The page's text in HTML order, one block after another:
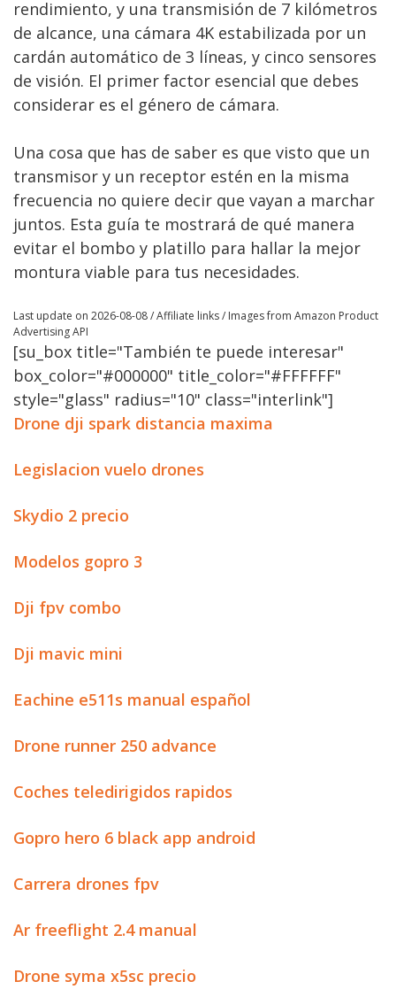
rendimiento, y una transmisión de 7 kilómetros
de alcance, una cámara 4K estabilizada por un
cardán automático de 3 líneas, y cinco sensores
de visión. El primer factor esencial que debes
considerar es el género de cámara.
Una cosa que has de saber es que visto que un
transmisor y un receptor estén en la misma
frecuencia no quiere decir que vayan a marchar
juntos. Esta guía te mostrará de qué manera
evitar el bombo y platillo para hallar la mejor
montura viable para tus necesidades.
Last update on 2026-08-08 / Affiliate links / Images from Amazon Product
Advertising API
[su_box title="También te puede interesar"
box_color="#000000" title_color="#FFFFFF"
style="glass" radius="10" class="interlink"]
Drone dji spark distancia maxima
Legislacion vuelo drones
Skydio 2 precio
Modelos gopro 3
Dji fpv combo
Dji mavic mini
Eachine e511s manual español
Drone runner 250 advance
Coches teledirigidos rapidos
Gopro hero 6 black app android
Carrera drones fpv
Ar freeflight 2.4 manual
Drone syma x5sc precio